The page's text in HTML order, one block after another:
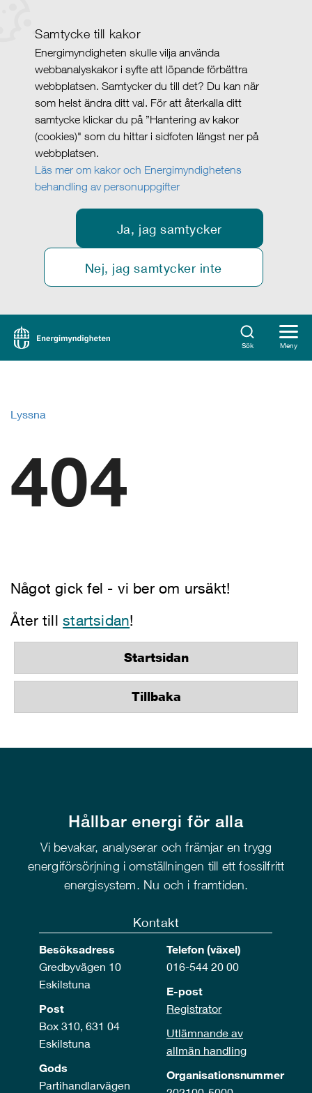
Samtycke till kakor
Energimyndigheten skulle vilja använda
webbanalyskakor i syfte att löpande förbättra
webbplatsen. Samtycker du till det? Du kan när
som helst ändra ditt val. För att återkalla ditt
samtycke klickar du på ”Hantering av kakor
(cookies)" som du hittar i sidfoten längst ner på
webbplatsen.
Läs mer om kakor och Energimyndighetens
behandling av personuppgifter
Ja, jag samtycker
Nej, jag samtycker inte
Sök Meny
Lyssna
404
Något gick fel - vi ber om ursäkt!
Åter tillstartsidan!
Startsidan
Tillbaka
Hållbar energi för alla
Vi bevakar, analyserar och främjar en trygg
energiförsörjning i omställningen till ett fossilfritt
energisystem. Nu och i framtiden.
Kontakt
Besöksadress
Gredbyvägen 10
Eskilstuna
Post
Box 310, 631 04
Eskilstuna
Gods
Partihandlarvägen
Telefon (växel)
016-544 20 00
E-post
Registrator
Utlämnande av
allmän handling
Organisationsnummer